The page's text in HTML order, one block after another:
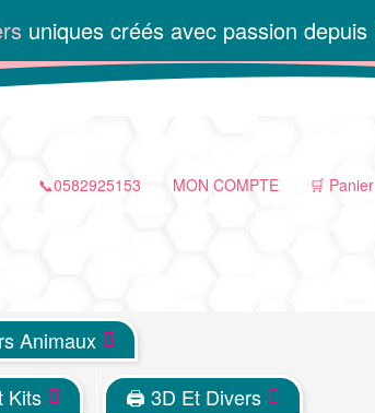
uniques créés avec passion depuis
📞0582925153 MON COMPTE 🛒 Panier
Animaux
Kits
🖨 3D Et Divers